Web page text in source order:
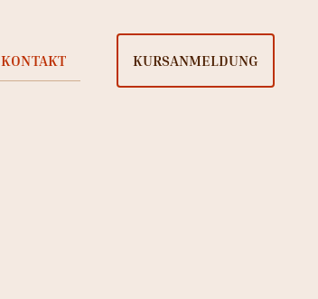
KONTAKT KURSANMELDUNG